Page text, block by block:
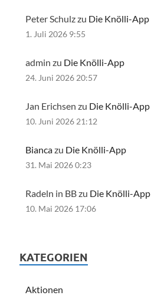
Peter Schulz zu Die Knölli-App
1. Juli 2026 9:55
admin zu Die Knölli-App
24. Juni 2026 20:57
Jan Erichsen zu Die Knölli-App
10. Juni 2026 21:12
Biancazu Die Knölli-App
31. Mai 2026 0:23
Radeln in BB zu Die Knölli-App
10. Mai 2026 17:06
KATEGORIEN
Aktionen